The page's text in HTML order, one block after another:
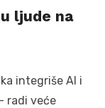
ljude na
integriše AI i
radi veće